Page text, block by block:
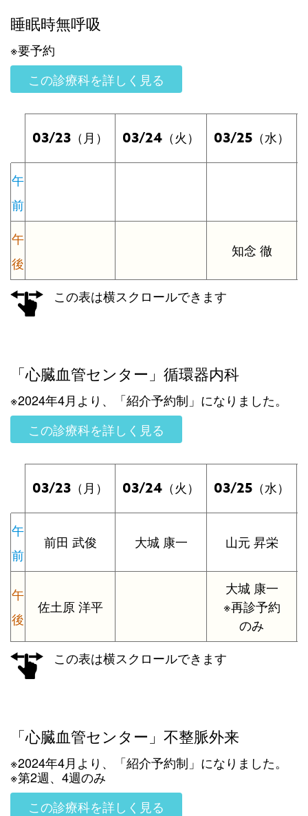
睡眠時無呼吸
※要予約
この診療科を詳しく見る
03/23 （月） 03/24 （火） 03/25 （水）
午
前
午
後
知念 徹
この表は横スクロールできます
「心臓血管センター」循環器内科
※2024年4月より、「紹介予約制」になりました。
この診療科を詳しく見る
03/23 （月） 03/24 （火） 03/25 （水）
午
前
前田 武俊 大城 康一 山元 昇栄
午
後
佐土原 洋平
大城 康一
※再診予約
のみ
この表は横スクロールできます
「心臓血管センター」不整脈外来
※2024年4月より、「紹介予約制」になりました。
※第2週、4週のみ
この診療科を詳しく見る